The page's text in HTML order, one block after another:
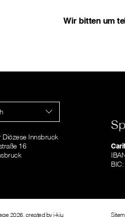
Wir bitten um
Diözese Innsbruck
16
2026, created by i-kiu